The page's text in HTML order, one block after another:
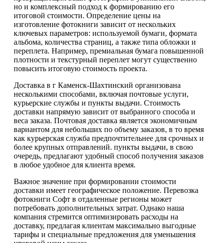
но и комплексный подход к формированию его
итоговой стоимости. Определение цены на
изготовление фотокниги зависит от нескольких
ключевых параметров: используемой бумаги, формата
альбома, количества страниц, а также типа обложки и
переплета. Например, премиальная бумага повышенной
плотности и текстурный переплет могут существенно
повысить итоговую стоимость проекта.
Доставка в г Каменск-Шахтинский организована
несколькими способами, включая почтовые услуги,
курьерские службы и пункты выдачи. Стоимость
доставки напрямую зависит от выбранного способа и
веса заказа. Почтовая доставка является экономичным
вариантом для небольших по объему заказов, в то время
как курьерская служба предпочтительнее для срочных и
более крупных отправлений. пункты выдачи, в свою
очередь, предлагают удобный способ получения заказов
в любое удобное для клиента время.
Важное значение при формировании стоимости
доставки имеет географическое положение. Перевозка
фотокниги Софт в отдаленные регионы может
потребовать дополнительных затрат. Однако наша
компания стремится оптимизировать расходы на
доставку, предлагая клиентам максимально выгодные
тарифы и специальные предложения для уменьшения